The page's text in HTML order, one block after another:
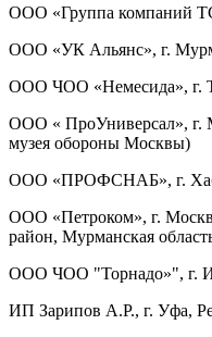
ООО «Группа компаний
ООО «УК Альянс», г.
ООО ЧОО «Немесида», г.
ООО « ПроУниверсал», г.
музея обороны Москвы)
ООО «ПРОФСНАБ», г.
ООО «Петроком», г.
район, Мурманская
ООО ЧОО "Торнадо»", г.
ИП Зарипов А.Р., г. Уфа,